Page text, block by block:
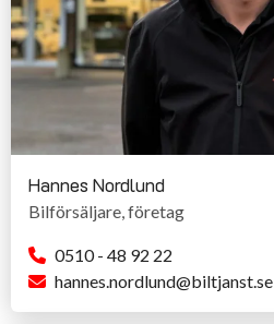
Hannes Nordlund
Bilförsäljare, företag
0510 - 48 92 22
hannes.nordlund@biltjanst.se